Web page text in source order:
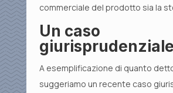
commerciale del prodotto sia la
Un caso
giurisprudenziale
A esemplificazione di quanto
suggeriamo un recente caso